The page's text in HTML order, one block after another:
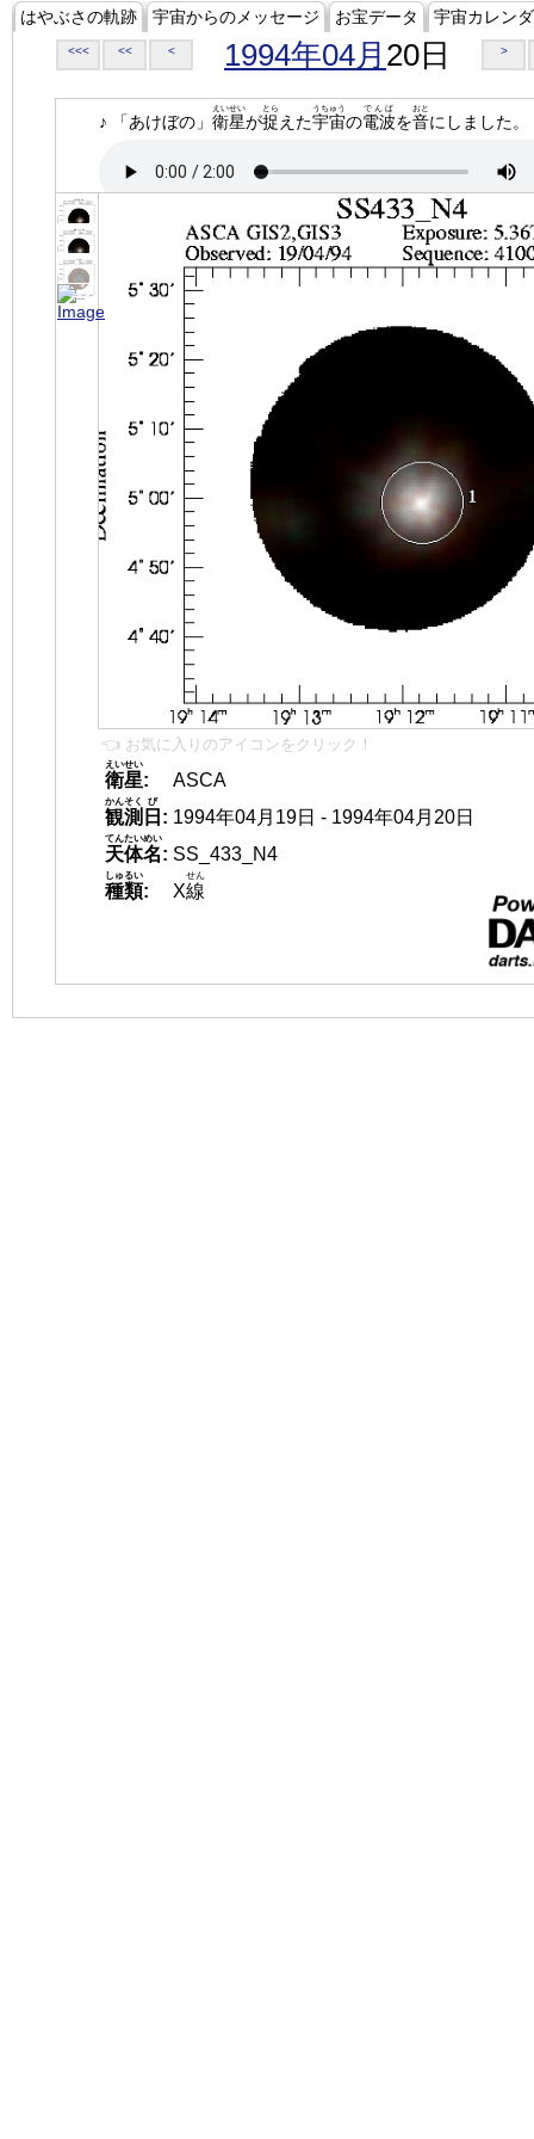
はやぶさの軌跡 宇宙からのメッセージ お宝データ 宇宙カレン
<<< << < 1994年04月 20日 >
♪ 「あけぼの」 衛星
えいせい
が捉
とら
えた宇宙
うちゅう
の電波
でんぱ
を音
おと
にしました。
👈 お気に入りのアイコンをクリック！
衛星
えいせい
:
ASCA
観測
かんそく
日
び
: 1994年04月19日 - 1994年04月20日
天体名
てんたいめい
: SS_433_N4
種類
しゅるい
: X線
せん